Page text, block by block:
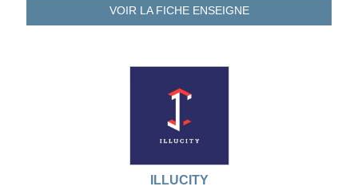
VOIR LA FICHEENSEIGNE
ILLUCITY